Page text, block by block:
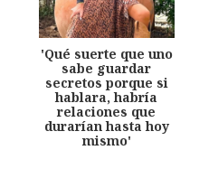
'Qué suerte que uno
sabe guardar
secretos porque si
hablara, habría
relaciones que
durarían hasta hoy
mismo'